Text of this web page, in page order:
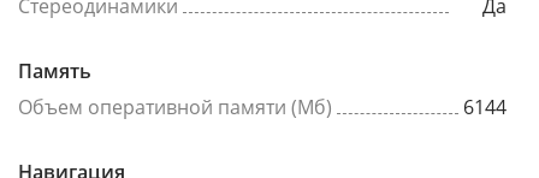
Стереодинамики
Да
Память
Объем оперативной памяти (Мб)
6144
Навигация